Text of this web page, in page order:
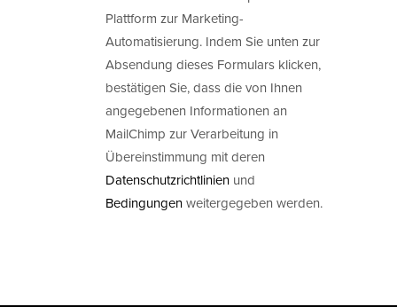
Plattform zur Marketing-
Automatisierung. Indem Sie unten zur
Absendung dieses Formulars klicken,
bestätigen Sie, dass die von Ihnen
angegebenen Informationen an
MailChimp zur Verarbeitung in
Übereinstimmung mit deren
Datenschutzrichtlinien und
Bedingungenweitergegeben werden.